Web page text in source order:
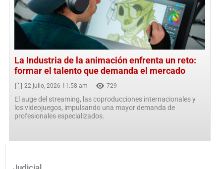
La Industria de la animación enfrenta un reto:
formar el talento que demanda el mercado
22 julio, 2026 11:58 am 729
El auge del streaming, las coproducciones internacionales y
los videojuegos, impulsando una mayor demanda de
profesionales especializados.